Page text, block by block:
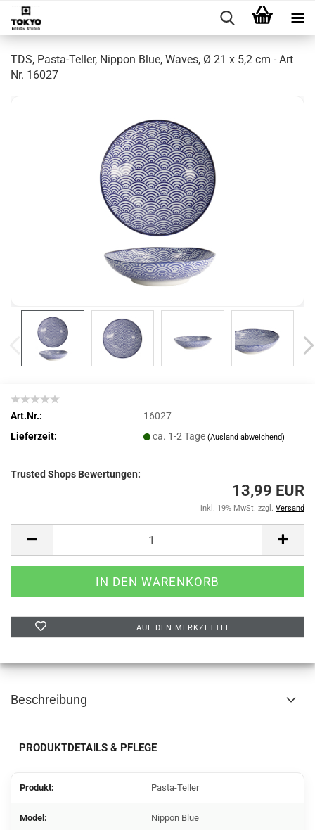
TDS, Pasta-Teller, Nippon Blue, Waves, Ø 21 x 5,2 cm - Art
Nr. 16027
Art.Nr.:
16027
Lieferzeit:
ca. 1-2 Tage(Ausland abweichend)
Trusted Shops Bewertungen:
13,99 EUR
inkl. 19% MwSt. zzgl. Versand
AUF DEN MERKZETTEL
Beschreibung
PRODUKTDETAILS & PFLEGE
Produkt: Pasta-Teller
Model: Nippon Blue